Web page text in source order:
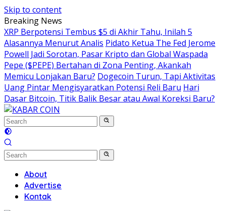
Skip to content
Breaking News
XRP Berpotensi Tembus $5 di Akhir Tahu, Inilah 5
Alasannya Menurut Analis Pidato Ketua The Fed Jerome
Powell Jadi Sorotan, Pasar Kripto dan Global Waspada
Pepe ($PEPE) Bertahan di Zona Penting, Akankah
Memicu Lonjakan Baru? Dogecoin Turun, Tapi Aktivitas
Uang Pintar Mengisyaratkan Potensi Reli Baru Hari
Dasar Bitcoin, Titik Balik Besar atau Awal Koreksi Baru?
About
Advertise
Kontak